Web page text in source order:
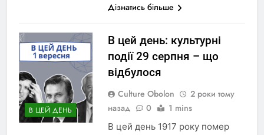
Дізнатись більше
В ЦЕЙ ДЕНЬ
В цей день: культурні
події 29 серпня – що
відбулося
Culture Obolon
2 роки тому
назад
0 1 mins
В цей день 1917 року помер